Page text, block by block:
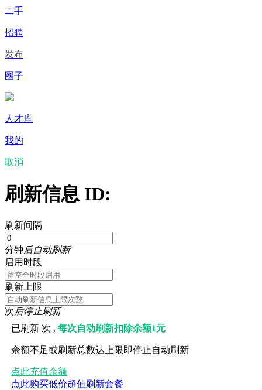
二手
招聘
发布
圈子
人才库
我的
取消
刷新信息 ID:
刷新间隔
分钟后自动刷新
启用时段
刷新上限
次后停止刷新
已刷新 次 ,每次自动刷新扣除余额1元
余额不足或刷新总数达上限即停止自动刷新
点此充值余额
点此购买低价超值刷新套餐